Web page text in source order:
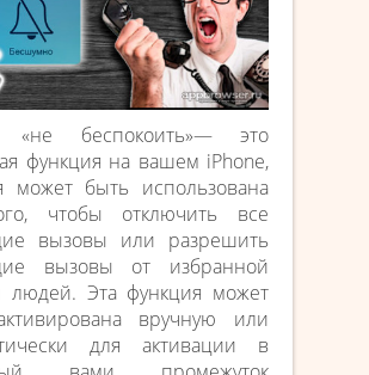
«не беспокоить»— это
функция на вашем iPhone,
может быть использована
чтобы отключить все
вызовы или разрешить
вызовы от избранной
людей. Эта функция может
вручную или
для активации в